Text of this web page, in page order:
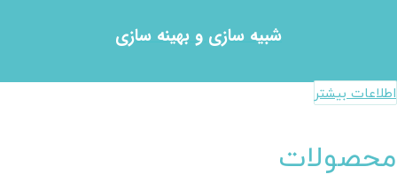
شبیه سازی و بهینه سازی
اطلاعات بیشتر
محصولات